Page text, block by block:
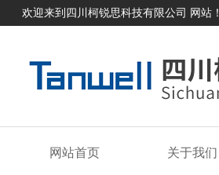
欢迎来到四川柯锐思科技有限公司 网站！
网站首页 关于我们